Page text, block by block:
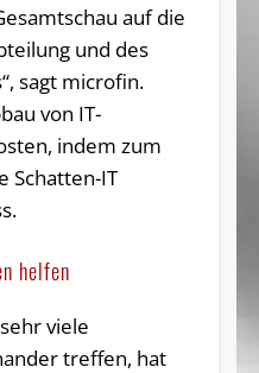
auf die
und des
sagt microfin.
von IT-
indem zum
Schatten-IT
helfen
viele
treffen, hat